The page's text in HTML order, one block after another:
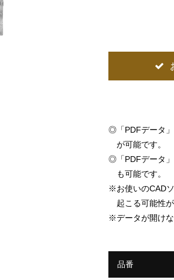
◎ 「PDFデータ
が可能です。
◎ 「PDFデータ
も可能です。
※お使いのCAD
起こる可能性が
※データが開け
品番